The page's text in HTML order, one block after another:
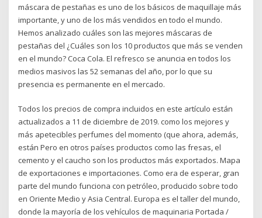
máscara de pestañas es uno de los básicos de maquillaje más
importante, y uno de los más vendidos en todo el mundo.
Hemos analizado cuáles son las mejores máscaras de
pestañas del ¿Cuáles son los 10 productos que más se venden
en el mundo? Coca Cola. El refresco se anuncia en todos los
medios masivos las 52 semanas del año, por lo que su
presencia es permanente en el mercado.
Todos los precios de compra incluidos en este artículo están
actualizados a 11 de diciembre de 2019. como los mejores y
más apetecibles perfumes del momento (que ahora, además,
están Pero en otros países productos como las fresas, el
cemento y el caucho son los productos más exportados. Mapa
de exportaciones e importaciones. Como era de esperar, gran
parte del mundo funciona con petróleo, producido sobre todo
en Oriente Medio y Asia Central. Europa es el taller del mundo,
donde la mayoría de los vehículos de maquinaria Portada /